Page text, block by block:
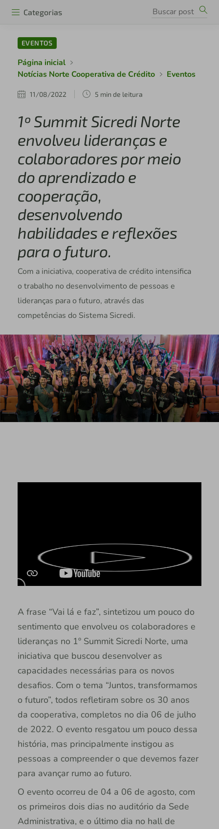
Categorias
EVENTOS
Página inicial
Notícias Norte Cooperativa de Crédito
Eventos
11/08/2022 5 min de leitura
1º Summit Sicredi Norte
envolveu lideranças e
colaboradores por meio
do aprendizado e
cooperação,
desenvolvendo
habilidades e reflexões
para o futuro.
Com a iniciativa, cooperativa de crédito intensifica
o trabalho no desenvolvimento de pessoas e
lideranças para o futuro, através das
competências do Sistema Sicredi.
A frase “Vai lá e faz”, sintetizou um pouco do
sentimento que envolveu os colaboradores e
lideranças no 1º Summit Sicredi Norte, uma
iniciativa que buscou desenvolver as
capacidades necessárias para os novos
desafios. Com o tema “Juntos, transformamos
o futuro”, todos refletiram sobre os 30 anos
da cooperativa, completos no dia 06 de julho
de 2022. O evento resgatou um pouco dessa
história, mas principalmente instigou as
pessoas a compreender o que devemos fazer
para avançar rumo ao futuro.
O evento ocorreu de 04 a 06 de agosto, com
os primeiros dois dias no auditório da Sede
Administrativa, e o último dia no hall de